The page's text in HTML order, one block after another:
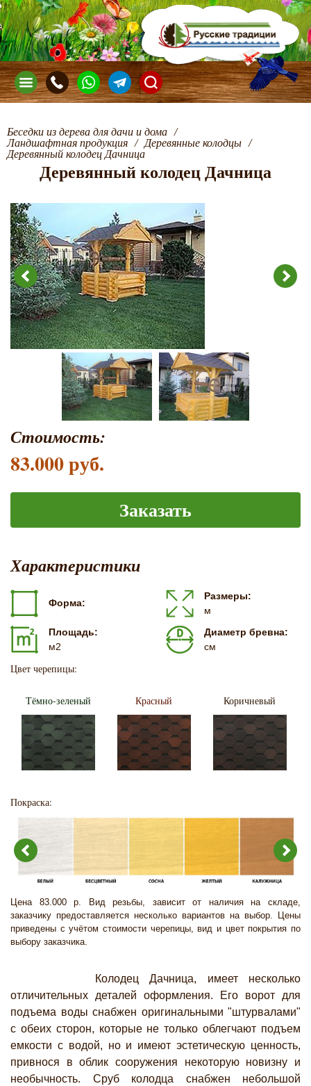
Беседки из дерева для дачи и дома /
Ландшафтная продукция / Деревянные колодцы /
Деревянный колодец Дачница
Деревянный колодец Дачница
Стоимость:
83.000 руб.
Заказать
Характеристики
Форма:
Размеры:
м
Площадь:
м2
Диаметр бревна:
см
Цвет черепицы:
Тёмно-зеленый Красный Коричневый
Покраска:
Цена 83.000 р. Вид резьбы, зависит от наличия на складе,
заказчику предоставляется несколько вариантов на выбор. Цены
приведены с учётом стоимости черепицы, вид и цвет покрытия по
выбору заказчика.
Колодец Дачница, имеет несколько
отличительных деталей оформления. Его ворот для
подъема воды снабжен оригинальными "штурвалами"
с обеих сторон, которые не только облегчают подъем
емкости с водой, но и имеют эстетическую ценность,
привнося в облик сооружения некоторую новизну и
необычность. Сруб колодца снабжен небольшой